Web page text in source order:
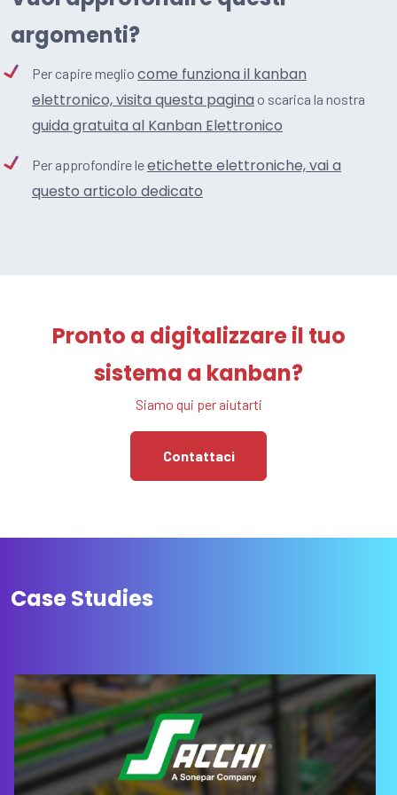
argomenti?
Per capire meglio come funziona il kanban
elettronico, visita questa pagina o scarica la nostra
guida gratuita al Kanban Elettronico
Per approfondire leetichette elettroniche, vai a
questo articolo dedicato
Pronto a digitalizzare il tuo
sistema a kanban?
Siamo qui per aiutarti
Contattaci
Case Studies